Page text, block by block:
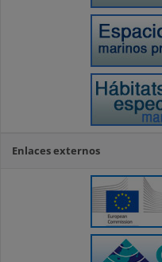
Enlaces externos